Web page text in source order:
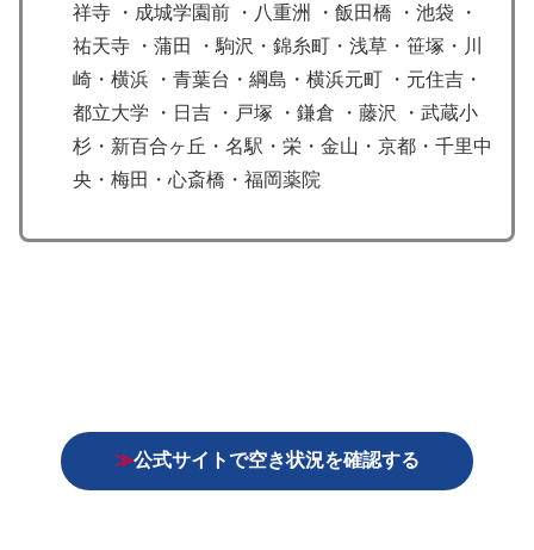
祥寺 ・成城学園前 ・八重洲 ・飯田橋 ・池袋 ・
祐天寺 ・蒲田 ・駒沢・錦糸町・浅草・笹塚・川
崎・横浜 ・青葉台・綱島・横浜元町 ・元住吉・
都立大学 ・日吉 ・戸塚 ・鎌倉 ・藤沢 ・武蔵小
杉・新百合ヶ丘・名駅・栄・金山・京都・千里中
央・梅田・心斎橋・福岡薬院
≫公式サイトで空き状況を確認する